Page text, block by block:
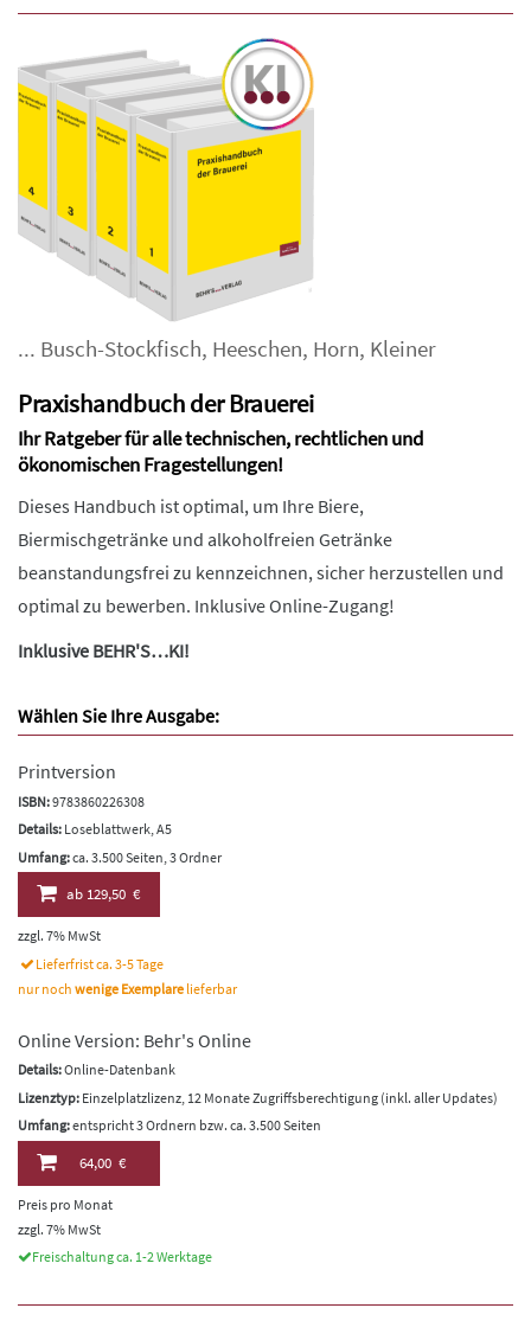
... Busch-Stockfisch, Heeschen, Horn, Kleiner
Praxishandbuch der Brauerei
Ihr Ratgeber für alle technischen, rechtlichen und
ökonomischen Fragestellungen!
Dieses Handbuch ist optimal, um Ihre Biere,
Biermischgetränke und alkoholfreien Getränke
beanstandungsfrei zu kennzeichnen, sicher herzustellen und
optimal zu bewerben. Inklusive Online-Zugang!
Inklusive BEHR'S…KI!
Wählen Sie Ihre Ausgabe:
Printversion
ISBN:9783860226308
Details: Loseblattwerk, A5
Umfang:ca. 3.500 Seiten, 3 Ordner
ab129,50 €
zzgl. 7% MwSt
Lieferfrist ca. 3-5 Tage
nur noch wenige Exemplare lieferbar
Online Version: Behr's Online
Details:Online-Datenbank
Lizenztyp: Einzelplatzlizenz, 12 Monate Zugriffsberechtigung (inkl. aller Updates)
Umfang:entspricht 3 Ordnern bzw. ca. 3.500 Seiten
64,00 €
Preis pro Monat
zzgl. 7% MwSt
Freischaltung ca. 1-2 Werktage